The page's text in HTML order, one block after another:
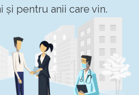
și pentru anii care vin.